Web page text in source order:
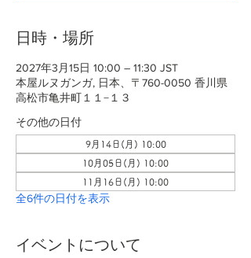
日時・場所
2027年3月15日 10:00 – 11:30 JST
本屋ルヌガンガ, 日本、〒760-0050 香川県
高松市亀井町１１−１３
その他の日付
9月14日(月) 10:00
10月05日(月) 10:00
11月16日(月) 10:00
全6件の日付を表示
イベントについて